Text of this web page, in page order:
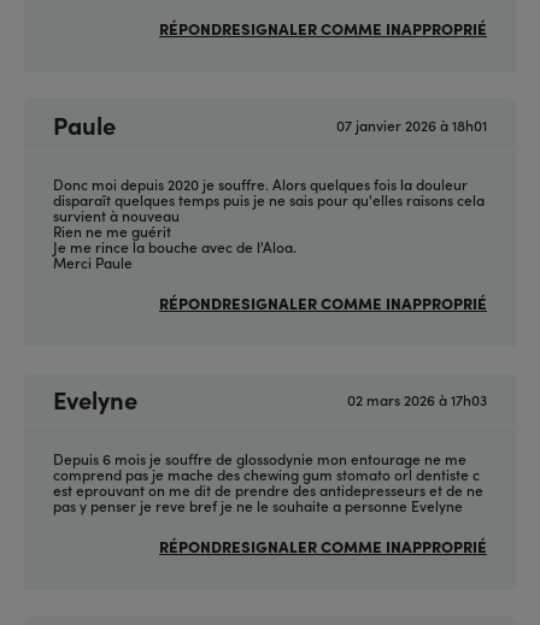
RÉPONDRESIGNALER COMME INAPPROPRIÉ
Paule 07 janvier 2026 à 18h01
Donc moi depuis 2020 je souffre. Alors quelques fois la douleur
disparaît quelques temps puis je ne sais pour qu'elles raisons cela
survient à nouveau
Rien ne me guérit
Je me rince la bouche avec de l'Aloa.
Merci Paule
RÉPONDRESIGNALER COMME INAPPROPRIÉ
Evelyne 02 mars 2026 à 17h03
Depuis 6 mois je souffre de glossodynie mon entourage ne me
comprend pas je mache des chewing gum stomato orl dentiste c
est eprouvant on me dit de prendre des antidepresseurs et de ne
pas y penser je reve bref je ne le souhaite a personne Evelyne
RÉPONDRESIGNALER COMME INAPPROPRIÉ